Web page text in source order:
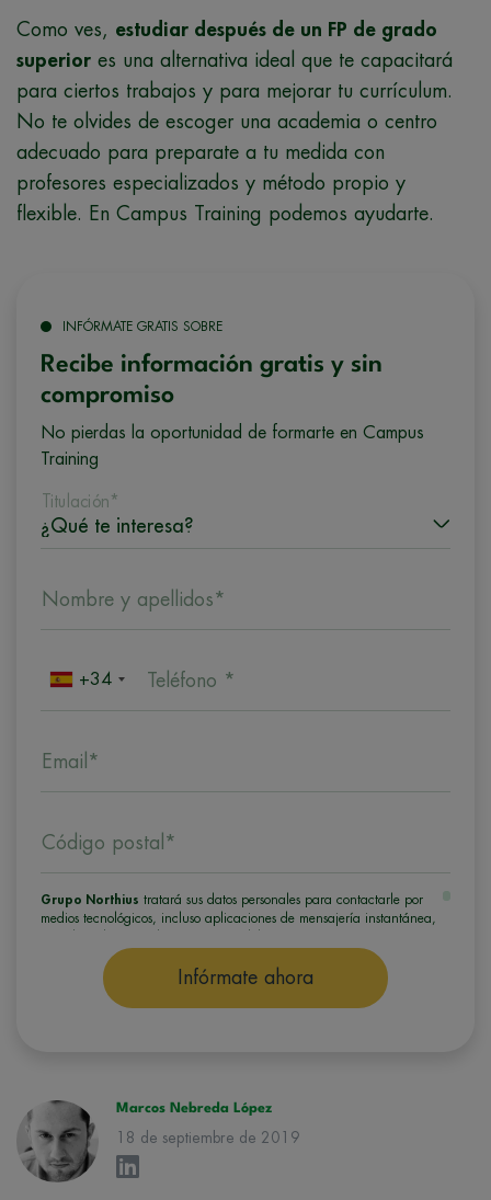
Como ves, estudiar después de un FP de grado
superior es una alternativa ideal que te capacitará
para ciertos trabajos y para mejorar tu currículum.
No te olvides de escoger una academia o centro
adecuado para preparate a tu medida con
profesores especializados y método propio y
flexible. En Campus Training podemos ayudarte.
INFÓRMATE GRATIS SOBRE
Recibe información gratis y sin
compromiso
No pierdas la oportunidad de formarte en Campus
Training
Titulación*
Nombre y apellidos*
+34 Teléfono *
Email*
Código postal*
Grupo Northius tratará sus datos personales para contactarle por
medios tecnológicos, incluso aplicaciones de mensajería instantánea,
seleccionado o de otros directamente relacionados con el interés
manifestado y, en su caso, para tramitar la contratación
correspondiente. Compartiremos su solicitud con las empresas que
Grupo Northius, con el objeto de que estas puedan
Infórmate ahora
Marcos Nebreda López
18 de septiembre de 2019